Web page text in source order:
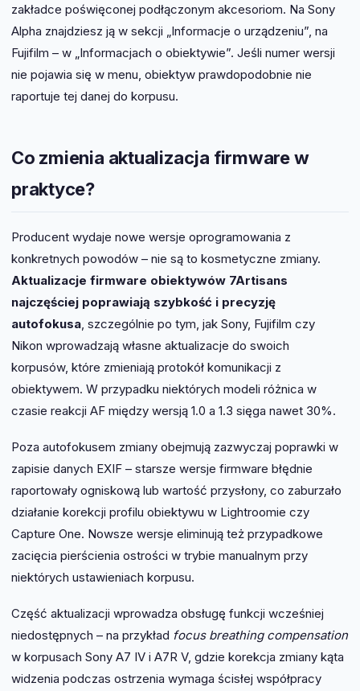
zakładce poświęconej podłączonym akcesoriom. Na Sony
Alpha znajdziesz ją w sekcji „Informacje o urządzeniu”, na
Fujifilm – w „Informacjach o obiektywie”. Jeśli numer wersji
nie pojawia się w menu, obiektyw prawdopodobnie nie
raportuje tej danej do korpusu.
Co zmienia aktualizacja firmware w
praktyce?
Producent wydaje nowe wersje oprogramowania z
konkretnych powodów – nie są to kosmetyczne zmiany.
Aktualizacje firmware obiektywów 7Artisans
najczęściej poprawiają szybkość i precyzję
autofokusa , szczególnie po tym, jak Sony, Fujifilm czy
Nikon wprowadzają własne aktualizacje do swoich
korpusów, które zmieniają protokół komunikacji z
obiektywem. W przypadku niektórych modeli różnica w
czasie reakcji AF między wersją 1.0 a 1.3 sięga nawet 30%.
Poza autofokusem zmiany obejmują zazwyczaj poprawki w
zapisie danych EXIF – starsze wersje firmware błędnie
raportowały ogniskową lub wartość przysłony, co zaburzało
działanie korekcji profilu obiektywu w Lightroomie czy
Capture One. Nowsze wersje eliminują też przypadkowe
zacięcia pierścienia ostrości w trybie manualnym przy
niektórych ustawieniach korpusu.
Część aktualizacji wprowadza obsługę funkcji wcześniej
niedostępnych – na przykład focus breathing compensation
w korpusach Sony A7 IV i A7R V, gdzie korekcja zmiany kąta
widzenia podczas ostrzenia wymaga ścisłej współpracy